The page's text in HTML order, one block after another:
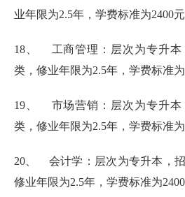
业年限为2.5年，学费标准为2400元
18、 工商管理：层次为专升本
类，修业年限为2.5年，学费标准
19、 市场营销：层次为专升本
类，修业年限为2.5年，学费标准
20、 会计学：层次为专升本，招
修业年限为2.5年，学费标准为